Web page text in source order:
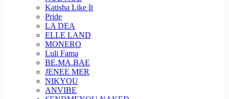
Katisha Like It
Pride
LA DEA
ELLE LAND
MONERO
Luli Fama
BE.MA.BAE
JENEE MER
NIKYOU
ANVIBE